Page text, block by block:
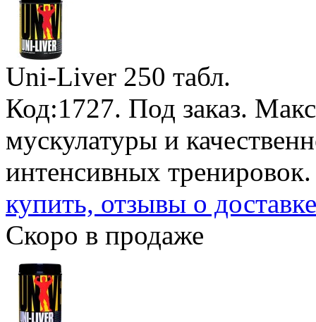
Uni-Liver 250 табл.
Код:1727. Под заказ.
мускулатуры и
интенсивных
купить, отзывы о доставке
Скоро в продаже